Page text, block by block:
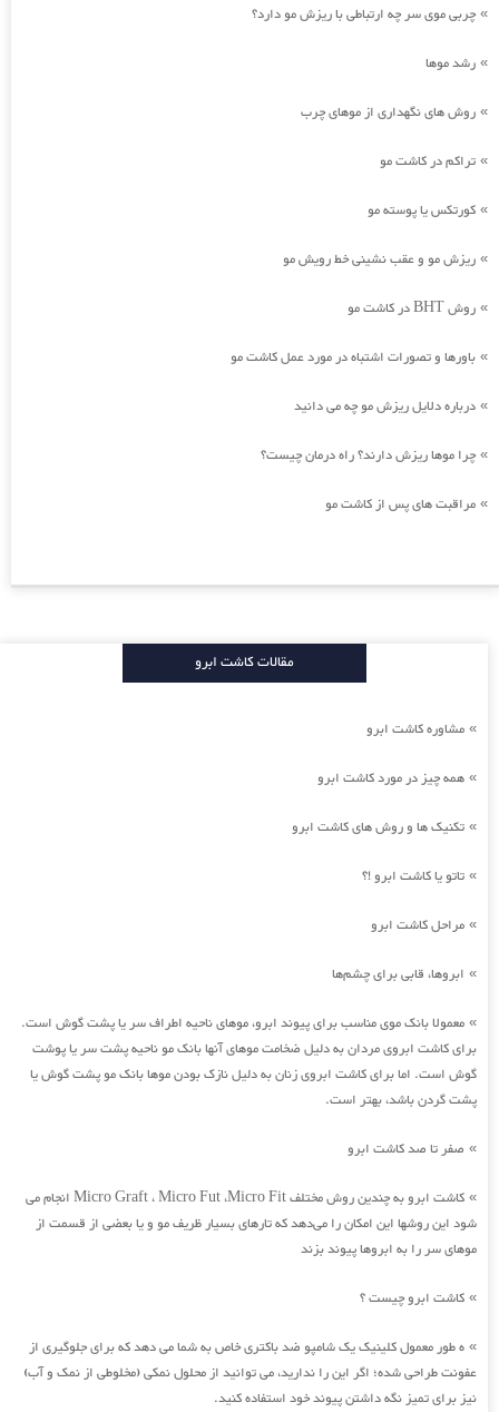
» چربی موی سر چه ارتباطی با ریزش مو دارد؟
» رشد موها
» روش های نگهداری از موهای چرب
» تراکم در کاشت مو
» کورتکس یا پوسته مو
» ریزش مو و عقب نشینی خط رویش مو
» روش BHT در کاشت مو
» باورها و تصورات اشتباه در مورد عمل کاشت مو
» درباره دلایل ریزش مو چه می دانید
» چرا موها ریزش دارند؟ راه درمان چیست؟
» مراقبت های پس از کاشت مو
مقالات کاشت ابرو
» مشاوره کاشت ابرو
» همه چیز در مورد کاشت ابرو
» تکنیک ها و روش های کاشت ابرو
» تاتو یا کاشت ابرو !؟
» مراحل کاشت ابرو
» ابروها، قابی برای چشم‌ها
» معمولا بانک موی مناسب برای پیوند ابرو، موهای ناحیه اطراف سر یا پشت گوش است.
برای کاشت ابروی مردان به دلیل ضخامت موهای آنها بانک مو ناحیه پشت سر یا پوشت
گوش است. اما برای کاشت ابروی زنان به دلیل نازک بودن موها بانک مو پشت گوش یا
پشت گردن باشد، بهتر است.
» صفر تا صد کاشت ابرو
»
کاشت ابرو به چندین روش مختلف Micro Graft ، Micro Fut ،Micro Fit انجام می
شود این روشها این امکان را می‌دهد که تارهای بسیار ظریف مو و یا بعضی از قسمت از
موهای سر را به ابروها پیوند بزند
» کاشت ابرو چیست ؟
» ه طور معمول کلینیک یک شامپو ضد باکتری خاص به شما می دهد که برای جلوگیری از
عفونت طراحی شده؛ اگر این را ندارید، می توانید از محلول نمکی (مخلوطی از نمک و آب)
نیز برای تمیز نگه داشتن پیوند خود استفاده کنید.